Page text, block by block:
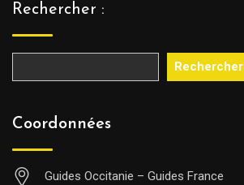
Rechercher :
Rechercher
Coordonnées
Guides Occitanie – Guides France